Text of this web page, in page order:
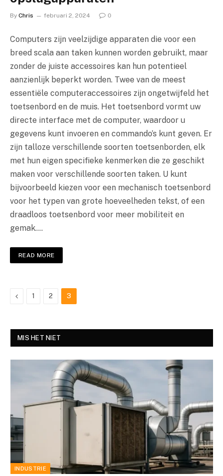
By Chris februari 2, 2024 0
Computers zijn veelzijdige apparaten die voor een
breed scala aan taken kunnen worden gebruikt, maar
zonder de juiste accessoires kan hun potentieel
aanzienlijk beperkt worden. Twee van de meest
essentiële computeraccessoires zijn ongetwijfeld het
toetsenbord en de muis. Het toetsenbord vormt uw
directe interface met de computer, waardoor u
gegevens kunt invoeren en commando’s kunt geven. Er
zijn talloze verschillende soorten toetsenborden, elk
met hun eigen specifieke kenmerken die ze geschikt
maken voor verschillende soorten taken. U kunt
bijvoorbeeld kiezen voor een mechanisch toetsenbord
voor het typen van grote hoeveelheden tekst, of een
draadloos toetsenbord voor meer mobiliteit en
gemak.…
READ MORE
Previous
1 2 3
MIS HET NIET
INDUSTRIE